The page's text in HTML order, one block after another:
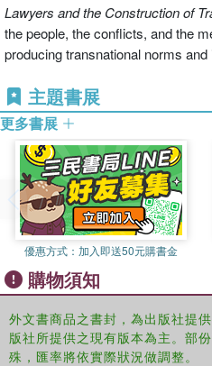
Lawyers and the Construction of
the people, the conflicts, and the
producing transnational norms and
主題書展
更多書展
優惠方式： 加入即送50元購書金
購物須知
外文書商品之書封，為出版社提
版社所提供之現有版本為主。部
殊，匯率將依實際狀況做調整。